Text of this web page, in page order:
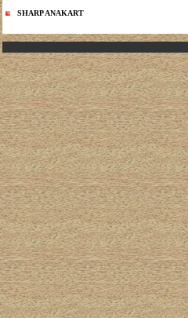
SHARP ANAKART